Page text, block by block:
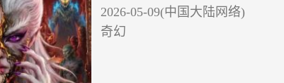
2026-05-09(中国大陆网络)
奇幻